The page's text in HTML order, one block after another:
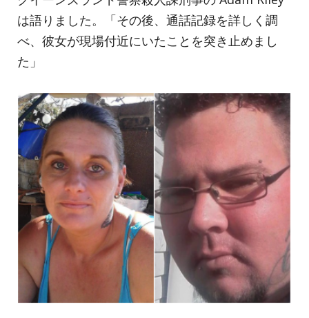
は語りました。「その後、通話記録を詳しく調
べ、彼女が現場付近にいたことを突き止めまし
た」